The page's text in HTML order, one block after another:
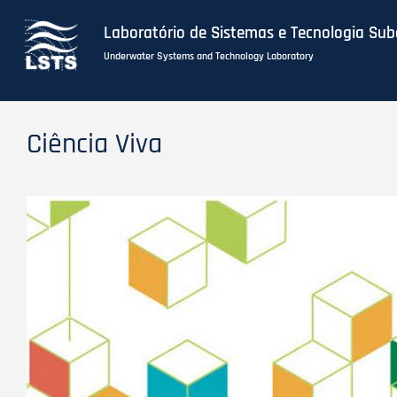
Laboratório de Sistemas e Tecnologia
Underwater Systems and Technology Laboratory
Ciência Viva